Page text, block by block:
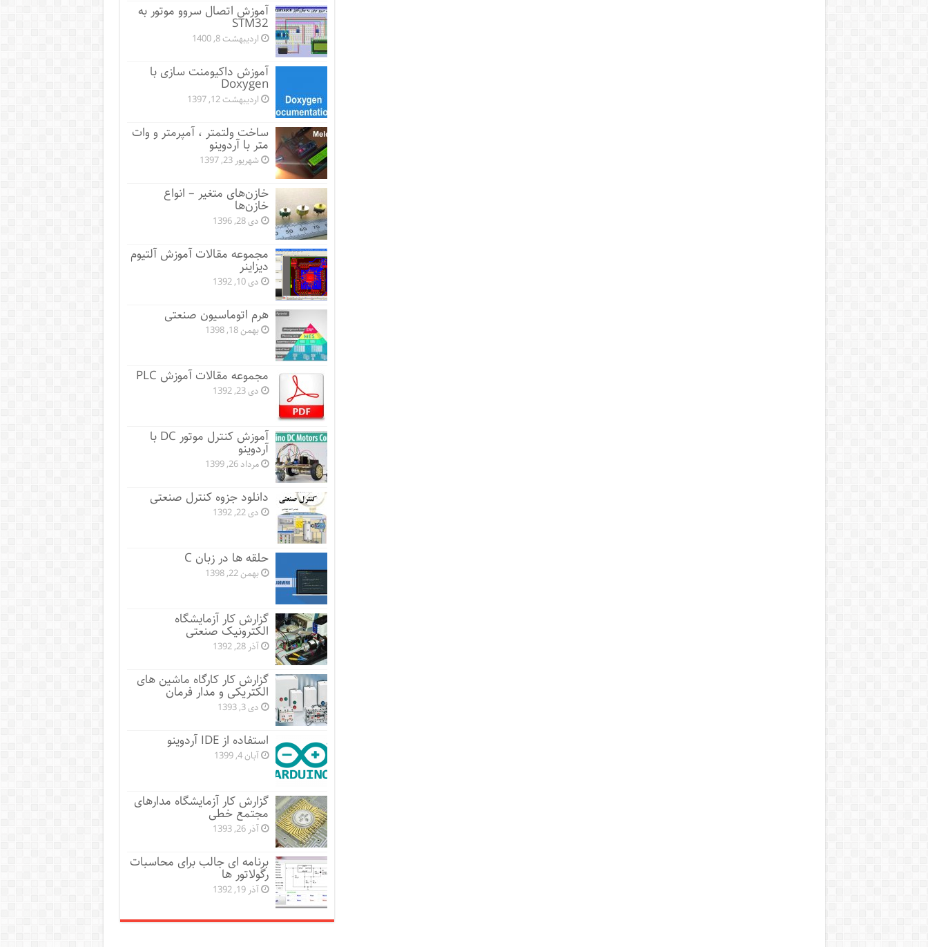
آموزش اتصال سروو موتور به
STM32
اردیبهشت 8, 1400
آموزش داکیومنت سازی با
Doxygen
اردیبهشت 12, 1397
ساخت ولتمتر ، آمپرمتر و وات
متر با آردوینو
شهریور 23, 1397
خازن‌های متغیر – انواع
خازن‌ها
دی 28, 1396
مجموعه مقالات آموزش آلتیوم
دیزاینر
دی 10, 1392
هرم اتوماسیون صنعتی
بهمن 18, 1398
مجموعه مقالات آموزش PLC
دی 23, 1392
آموزش کنترل موتور DC با
آردوینو
مرداد 26, 1399
دانلود جزوه کنترل صنعتی
دی 22, 1392
حلقه ها در زبان C
بهمن 22, 1398
گزارش کار آزمایشگاه
الکترونیک صنعتی
آذر 28, 1392
گزارش کار کارگاه ماشین های
الکتریکی و مدار فرمان
دی 3, 1393
استفاده از IDE آردوینو
آبان 4, 1399
گزارش کار آزمایشگاه مدارهای
مجتمع خطی
آذر 26, 1393
برنامه ای جالب برای محاسبات
رگولاتور ها
آذر 19, 1392